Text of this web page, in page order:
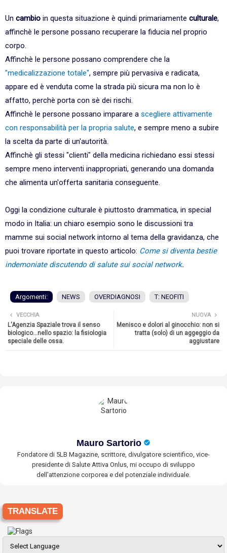
Un cambio in questa situazione è quindi primariamente culturale,
affinchè le persone possano recuperare la fiducia nel proprio
corpo.
Affinchè le persone possano comprendere che la
"medicalizzazione totale", sempre più pervasiva e radicata,
appare ed è venduta come la strada più sicura ma non lo è
affatto, perchè porta con sè dei rischi.
Affinchè le persone possano imparare a scegliere attivamente
con responsabilità per la propria salute, e sempre meno a subire
la scelta da parte di un'autorità.
Affinchè gli stessi "clienti" della medicina richiedano essi stessi
sempre meno interventi inappropriati, generando una domanda
che alimenta un'offerta sanitaria conseguente.
Oggi la condizione culturale è piuttosto drammatica, in special
modo in Italia: un chiaro esempio sono le discussioni tra
mamme sui social network intorno al tema della gravidanza, che
puoi trovare riportate in questo articolo: Come si diventa bestie
indemoniate discutendo di salute sui social network.
Argomenti: NEWS OVERDIAGNOSI T: NEOFITI
NUOVA
Menisco e dolori al ginocchio: non si
tratta (solo) di un aggeggio da
aggiustare
VECCHIA
L'Agenzia Spaziale trova il senso
biologico...nello spazio: la fisiologia
speciale delle ossa.
Mauro Sartorio
Fondatore di 5LB Magazine, scrittore, divulgatore scientifico, vice-
presidente di Salute Attiva Onlus, mi occupo di sviluppo
dell'attenzione corporea e del potenziale individuale.
TRANSLATE